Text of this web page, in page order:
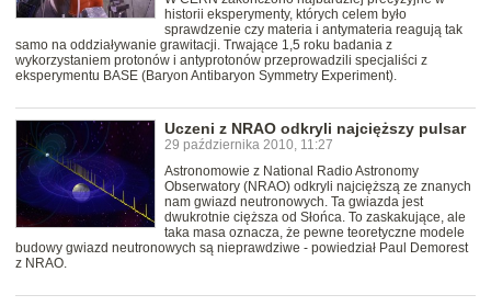
historii eksperymenty, których celem było
sprawdzenie czy materia i antymateria reagują tak
samo na oddziaływanie grawitacji. Trwające 1,5 roku badania z
wykorzystaniem protonów i antyprotonów przeprowadzili specjaliści z
eksperymentu BASE (Baryon Antibaryon Symmetry Experiment).
Uczeni z NRAO odkryli najcięższy pulsar
29 października 2010, 11:27
Astronomowie z National Radio Astronomy
Obserwatory (NRAO) odkryli najcięższą ze znanych
nam gwiazd neutronowych. Ta gwiazda jest
dwukrotnie cięższa od Słońca. To zaskakujące, ale
taka masa oznacza, że pewne teoretyczne modele
budowy gwiazd neutronowych są nieprawdziwe - powiedział Paul Demorest
z NRAO.